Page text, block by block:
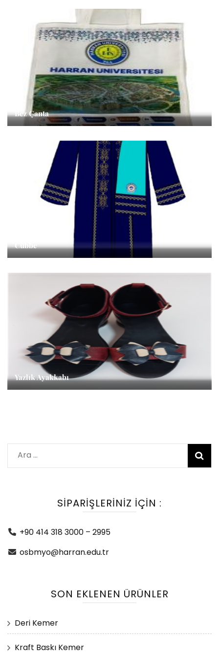
Bez Çanta
Cübbe
Yazlık Ayakkabı
Arama:
SIPARIŞLERINIZ IÇIN :
+90 414 318 3000 – 2995
osbmyo@harran.edu.tr
SON EKLENEN ÜRÜNLER
Deri Kemer
Kraft Baskı Kemer